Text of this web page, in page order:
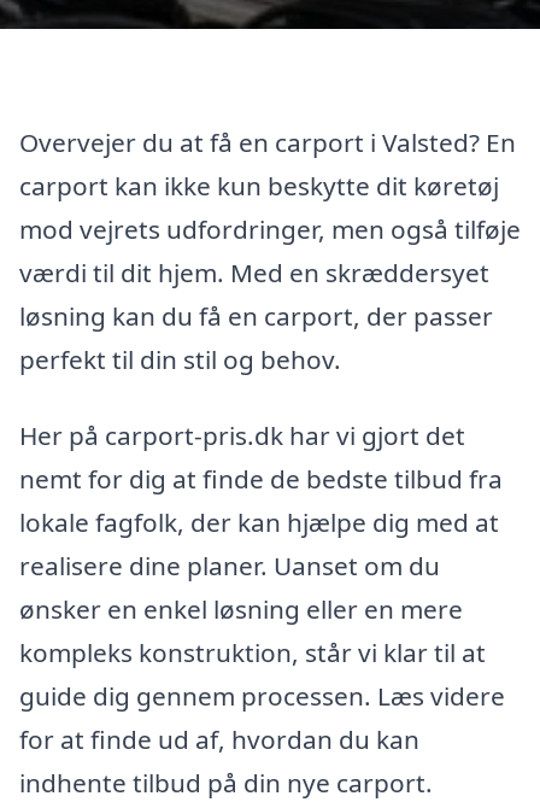
Overvejer du at få en carport i Valsted? En
carport kan ikke kun beskytte dit køretøj
mod vejrets udfordringer, men også tilføje
værdi til dit hjem. Med en skræddersyet
løsning kan du få en carport, der passer
perfekt til din stil og behov.
Her på carport-pris.dk har vi gjort det
nemt for dig at finde de bedste tilbud fra
lokale fagfolk, der kan hjælpe dig med at
realisere dine planer. Uanset om du
ønsker en enkel løsning eller en mere
kompleks konstruktion, står vi klar til at
guide dig gennem processen. Læs videre
for at finde ud af, hvordan du kan
indhente tilbud på din nye carport.